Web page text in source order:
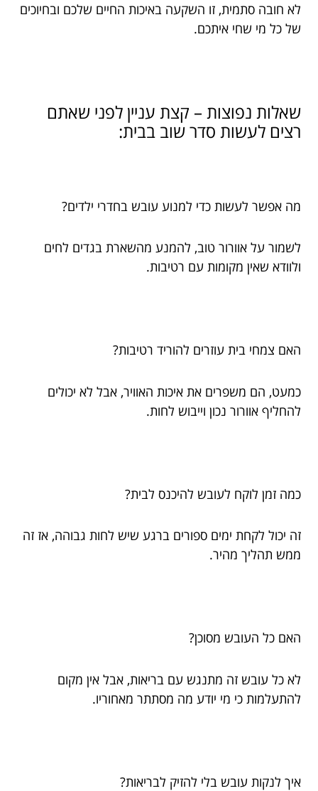
לא חובה סתמית, זו השקעה באיכות החיים שלכם ובחיוכים
של כל מי שחי איתכם.
שאלות נפוצות – קצת עניין לפני שאתם
רצים לעשות סדר שוב בבית:
מה אפשר לעשות כדי למנוע עובש בחדרי ילדים?
לשמור על אוורור טוב, להמנע מהשארת בגדים לחים
ולוודא שאין מקומות עם רטיבות.
האם צמחי בית עוזרים להוריד רטיבות?
כמעט, הם משפרים את איכות האוויר, אבל לא יכולים
להחליף אוורור נכון וייבוש לחות.
כמה זמן לוקח לעובש להיכנס לבית?
זה יכול לקחת ימים ספורים ברגע שיש לחות גבוהה, אז זה
ממש תהליך מהיר.
האם כל העובש מסוכן?
לא כל עובש זה מתנגש עם בריאות, אבל אין מקום
להתעלמות כי מי יודע מה מסתתר מאחוריו.
איך לנקות עובש בלי להזיק לבריאות?